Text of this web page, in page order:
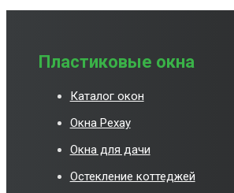
Пластиковые окна
Каталог окон
Окна Рехау
Окна для дачи
Остекление коттеджей